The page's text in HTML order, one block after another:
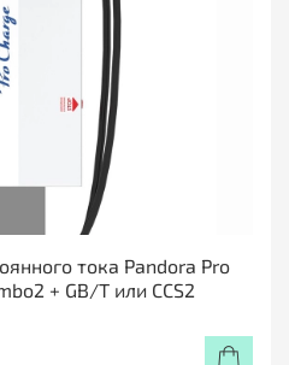
тока Pandora Pro
+ GB/T или CCS2